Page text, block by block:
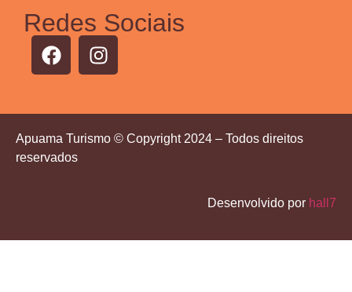
Redes Sociais
Apuama Turismo © Copyright 2024 – Todos direitos
reservados
Desenvolvido por hall7